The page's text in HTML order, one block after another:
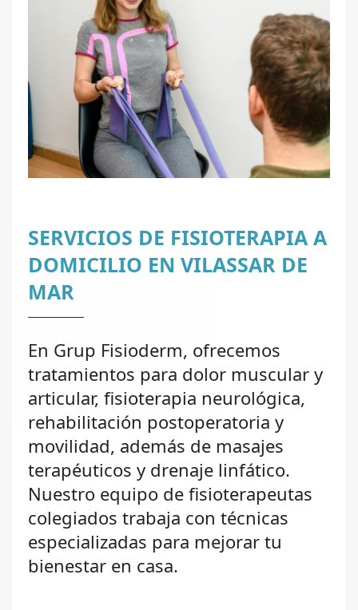
SERVICIOS DE FISIOTERAPIA A
DOMICILIO EN VILASSAR DE
MAR
En Grup Fisioderm, ofrecemos
tratamientos para dolor muscular y
articular, fisioterapia neurológica,
rehabilitación postoperatoria y
movilidad, además de masajes
terapéuticos y drenaje linfático.
Nuestro equipo de fisioterapeutas
colegiados trabaja con técnicas
especializadas para mejorar tu
bienestar en casa.